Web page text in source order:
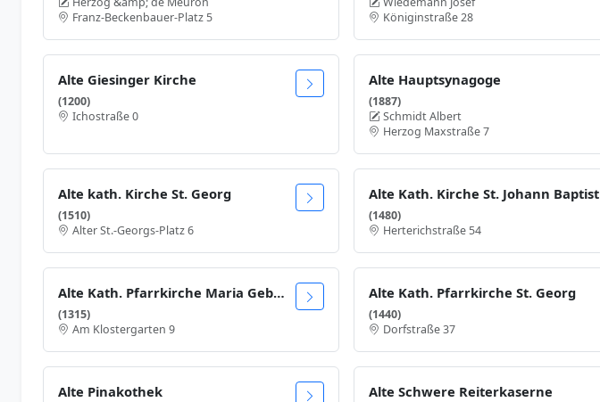
Franz-Beckenbauer-Platz 5
Königinstraße 28
Alte Giesinger Kirche
(1200)
Ichostraße 0
Alte Hauptsynagoge
(1887)
Schmidt Albert
Herzog Maxstraße 7
Alte kath. Kirche St. Georg
(1510)
Alter St.-Georgs-Platz 6
Alte Kath. Kirche St. Johann Baptist
(1480)
Herterichstraße 54
Alte Kath. Pfarrkirche Maria Geburt
(1315)
Am Klostergarten 9
Alte Kath. Pfarrkirche St. Georg
(1440)
Dorfstraße 37
Alte Pinakothek Alte Schwere Reiterkaserne